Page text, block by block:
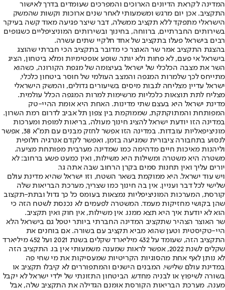
המדינה לקראת הדיונים הארוכים והמפרכים שעומדים בדרך לאישור
התקציב. אכן יום מרגש ומשמעותי לאחר שנים ארוכות וקשות שהמשק
הישראלי מתפקד ללא תקציב ממשלה, דבר שיצר פגיעה מאוד קשה בעיקר
בשירותים החברתיים, ברווחה, בחינוך ובשירותים המוניציפליים כשגופים
רבים בישראל פעלו בתקציב של אחד חלקיי שתים עשרה.
בהצגת התקציב אמר שר האוצר כי מדובר בתקציב הכי חברתי שהוצג
בישראל אי פעם, לא פחות ולא יותר. שופע אופטימיות ומלא ביטחון, הציג
השר את מצבה הכלכלי של ישראל בעיצומה של מגפת הקורונה, כשהוא
מתייחס לכך שלמרות המגפה והמצב העולמי של חוסר ביטחון כלכלי,
ישראל עדיין מצליחה לגבות מיסים בשיעורים גדולים, והמשק הישראלי
מצליח לתת תוצאות כלכליות מרשימות למרות המגפה הכלל עולמית.
מדינת ישראל היא בעצם שתי מדינות. האחת היא אומת ההיי-טק
המפותחת והמתוקתקת, שממוקמת בין צפון תל אביב לדרום רמת השרון.
במדינה הזו יודעת ישראל להציג חינוך מעולה, בריאות למופת ומערכות
מוניציפאליות עובדות. במדינה הזו אפשר לחזק מבנים עם תמ״א 38, אפשר
לנסוע בתחבורה ציבורית שמגיעה בזמן, ואפשר לקדם אנרגיה חלופית
וליהנות מאיכות חיים מדהימה כמו שמדינה מערבית מפותחת מציעה.
משטרה היא משטרה ומשילות היא משילות, ואין כמעט פשע ברחוב: לא
יורים עליך ואין תחנות סמים בקרן הרחוב שבה אתה גר.
ויש עוד ישראל. היא ממוקמת בשאר השטח, וזו ישראל שהיא מדינת עולם
שלישי לכל דבר ועניין. אין בה חינוך כמו שצריך, מערכת הבריאות שלה
קורסת, המערכות המוניציפליות נמצאות בעומס כל כך גדול ובתת-תקצוב
שהן בקושי מחזיקות מעמד. המשטרה לפעמים לא נכנסת לשטח הזה כי
הוא לא יודעת איך היא תצא ממנו. אין משילות, אין חוק ואין תקציב.
שר האוצר הצהיר שתקציב המדינה החברתי ביותר יטפל גם בישראל הלא
היי-טקיסטית וטען שהוא מביא תקציב עם בשורה. אם בוחנים את
התקציב הזה, שעומד על 432 מיליארד שקלים בשנת 2021 ועל 452 מיליארד
שקלים לשנת 2022, אפשר לראות שמענה משמעותי אין בו. התקציב הזה
לא נותן לאף אחת מהסוגיות הקריטיות שמעסיקות את מי שחי פה
במדינת עולם שלישי. המבנים הישנים והמתפוררים לא קיבלו תקציב או
בשורה לשיפוץ או לבניה מחדש. הביטחון התזונתי של ילדי ישראל לא יקבל
מענה. מערכת הבריאות הקורסת אומנם הגדילה את התקציב שלה, אבל